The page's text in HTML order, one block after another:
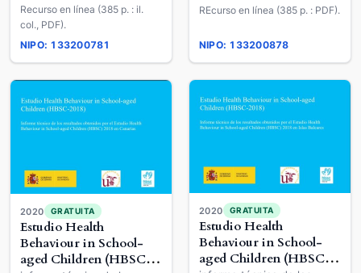
Estudio Health Behaviour in
School-aged Children
Recurso en línea (385 p. : il.
col., PDF).
NIPO: 133200781
Estudio Health Behaviour in
(HBSC) 2018 en Galicia
REcurso en línea (385 p. : PDF).
NIPO: 133200878
2020 GRATUITA
Estudio Health
Behaviour in School-
aged Children (HBSC-
2020 GRATUITA
Estudio Health
Behaviour in School-
aged Children (HBSC-